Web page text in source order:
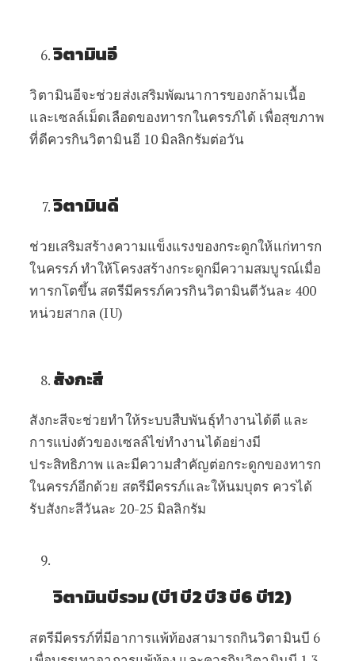
วิตามินอี
วิตามินอีจะช่วยส่งเสริมพัฒนาการของกล้ามเนื้อ
และเซลล์เม็ดเลือดของทารกในครรภ์ได้ เพื่อสุขภาพ
ที่ดีควรกินวิตามินอี 10 มิลลิกรัมต่อวัน
วิตามินดี
ช่วยเสริมสร้างความแข็งแรงของกระดูกให้แก่ทารก
ในครรภ์ทำให้โครงสร้างกระดูกมีความสมบูรณ์เมื่อ
ทารกโตขึ้น สตรีมีครรภ์ควรกินวิตามินดีวันละ 400
หน่วยสากล (IU)
สังกะสี
สังกะสีจะช่วยทำให้ระบบสืบพันธุ์ทำงานได้ดี และ
การแบ่งตัวของเซลล์ไข่ทำงานได้อย่างมี
ประสิทธิภาพ และมีความสำคัญต่อกระดูกของทารก
ในครรภ์อีกด้วย สตรีมีครรภ์และให้นมบุตร ควรได้
รับสังกะสีวันละ 20-25 มิลลิกรัม
วิตามินบีรวม (บี1 บี2 บี3 บี6 บี12)
สตรีมีครรภ์ที่มีอาการแพ้ท้องสามารถกินวิตามินบี 6